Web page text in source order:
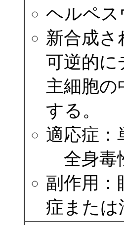
ヘルペス
新合成
可逆的に
主細胞の
する。
適応症：
全身毒
副作用：
症または